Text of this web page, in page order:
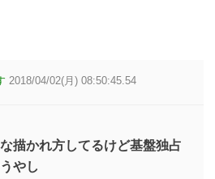
2018/04/02(月) 08:50:45.54
描かれ方してるけど基盤独占
やし